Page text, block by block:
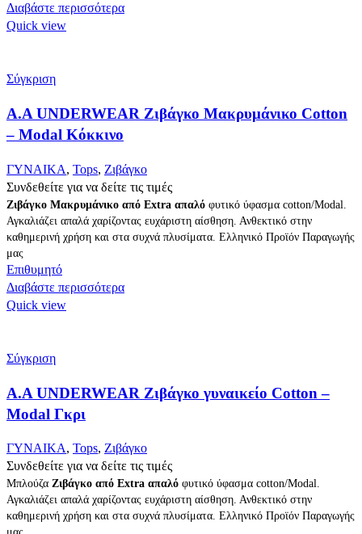
Διαβάστε περισσότερα
Quick view
Σύγκριση
Α.A UNDERWEAR Ζιβάγκο Μακρυμάνικο Cotton
– Modal Κόκκινο
ΓΥΝΑΙΚΑ, Tops, Ζιβάγκο
Συνδεθείτε για να δείτε τις τιμές
Ζιβάγκο Μακρυμάνικο από Extra απαλό φυτικό ύφασμα cotton/Modal.
Αγκαλιάζει απαλά χαρίζοντας ευχάριστη αίσθηση. Ανθεκτικό στην
καθημερινή χρήση και στα συχνά πλυσίματα. Ελληνικό Προϊόν Παραγωγής
μας
Επιθυμητό
Διαβάστε περισσότερα
Quick view
Σύγκριση
Α.A UNDERWEAR Ζιβάγκο γυναικείο Cotton –
Modal Γκρι
ΓΥΝΑΙΚΑ, Tops, Ζιβάγκο
Συνδεθείτε για να δείτε τις τιμές
Μπλούζα Ζιβάγκο από Extra απαλό φυτικό ύφασμα cotton/Modal.
Αγκαλιάζει απαλά χαρίζοντας ευχάριστη αίσθηση. Ανθεκτικό στην
καθημερινή χρήση και στα συχνά πλυσίματα. Ελληνικό Προϊόν Παραγωγής